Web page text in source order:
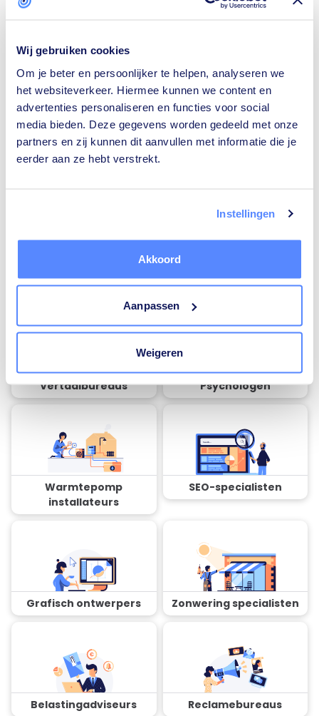
Wij gebruiken cookies
Om je beter en persoonlijker te helpen, analyseren we
het websiteverkeer. Hiermee kunnen we content en
advertenties personaliseren en functies voor social
media bieden. Deze gegevens worden gedeeld met onze
partners en zij kunnen dit aanvullen met informatie die je
eerder aan ze hebt verstrekt.
Instellingen
Akkoord
Aanpassen
Weigeren
Isolatiebedrijven Rijscholen
Relatietherapeuten Tekstschrijvers
Vertaalbureaus Psychologen
Warmtepomp
installateurs
SEO-specialisten
Grafisch ontwerpers Zonwering specialisten
Belastingadviseurs Reclamebureaus